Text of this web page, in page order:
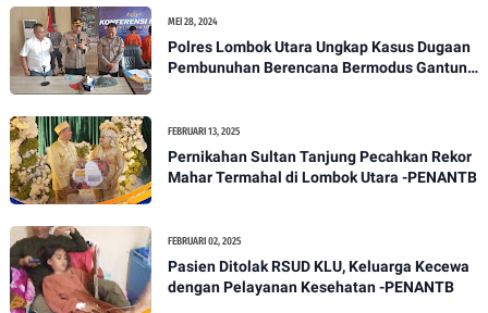
MEI 28, 2024
Polres Lombok Utara Ungkap Kasus Dugaan
Pembunuhan Berencana Bermodus Gantung
FEBRUARI 13, 2025
Pernikahan Sultan Tanjung Pecahkan Rekor
Mahar Termahal di Lombok Utara -PENANTB
FEBRUARI 02, 2025
Pasien Ditolak RSUD KLU, Keluarga Kecewa
dengan Pelayanan Kesehatan -PENANTB